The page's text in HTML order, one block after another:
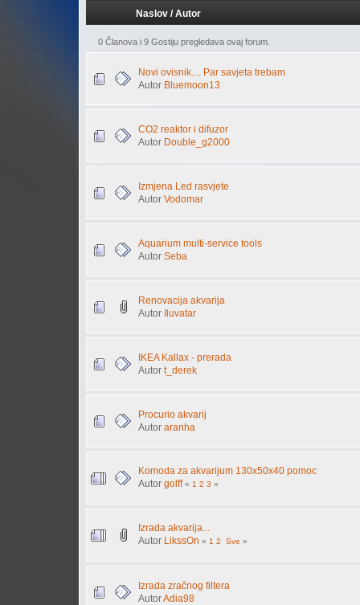
Naslov /Autor
0 Članova i 9 Gostiju pregledava ovaj forum.
Novi ovisnik.... Par savjeta trebam
Autor Bluemoon13
CO2 reaktor i difuzor
Autor Double_g2000
Izmjena Led rasvjete
Autor Vodomar
Aquarium multi-service tools
Autor Seba
Renovacija akvarija
Autor Iluvatar
IKEA Kallax - prerada
Autor t_derek
Procurio akvarij
Autor aranha
Komoda za akvarijum 130x50x40 pomoc
Autor golff « 1 2 3 »
Izrada akvarija...
Autor LikssOn « 1 2 Sve »
Izrada zračnog filtera
AutorAdia98